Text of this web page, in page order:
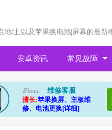
地址,以及苹果换电池|屏幕的最新
安卓资讯 常见故障
iPhone
维修客服
擅长:苹果换屏、主板维
修、电池更换[详细]